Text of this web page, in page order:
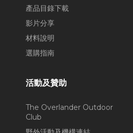
產品目錄下載
影片分享
材料說明
選購指南
活動及贊助
The Overlander Outdoor
Club